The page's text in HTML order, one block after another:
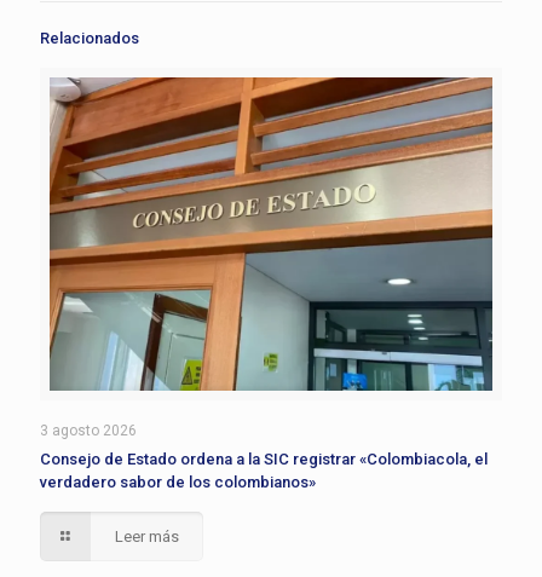
Relacionados
3 agosto 2026
Consejo de Estado ordena a la SIC registrar «Colombiacola, el
verdadero sabor de los colombianos»
Leer más